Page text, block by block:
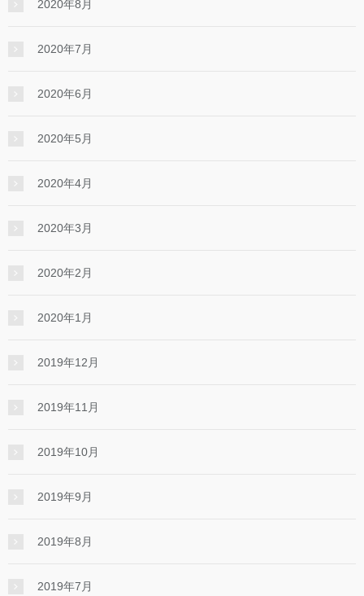
2020年8月
2020年7月
2020年6月
2020年5月
2020年4月
2020年3月
2020年2月
2020年1月
2019年12月
2019年11月
2019年10月
2019年9月
2019年8月
2019年7月